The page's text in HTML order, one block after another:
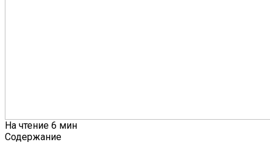
На чтение 6 мин
Содержание